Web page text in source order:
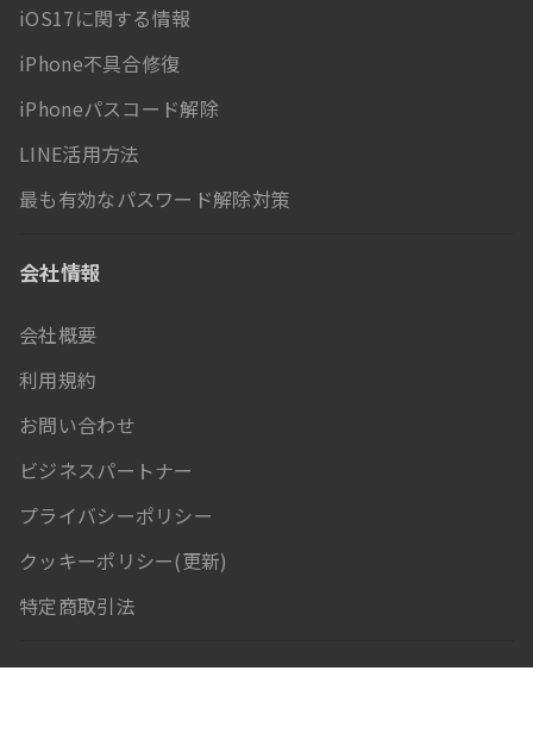
iOS17に関する情報
iPhone不具合修復
iPhoneパスコード解除
LINE活用方法
最も有効なパスワード解除対策
会社情報
会社概要
利用規約
お問い合わせ
ビジネスパートナー
プライバシーポリシー
クッキーポリシー(更新)
特定商取引法